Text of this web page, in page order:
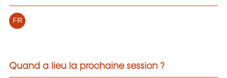
FR
Quand a lieu la prochaine session ?